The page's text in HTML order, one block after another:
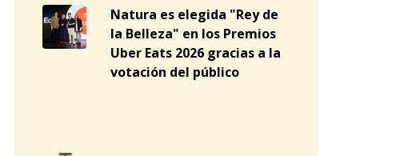
Natura es elegida "Rey de
la Belleza" en los Premios
Uber Eats 2026 gracias a la
votación del público